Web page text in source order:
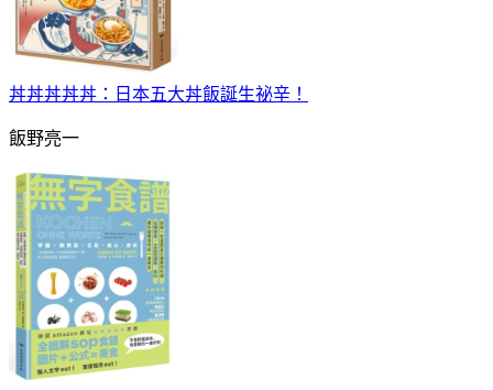
丼丼丼丼丼：日本五大丼飯誕生祕辛！
飯野亮一